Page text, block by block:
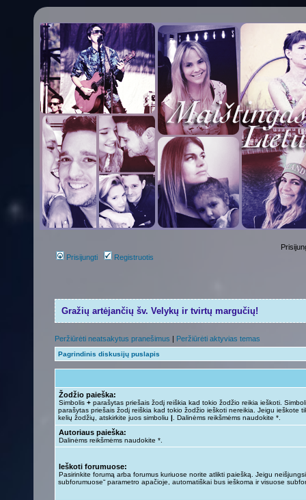
Prisijungti Registruotis
Gražių artėjančių šv. Velykų ir tvirtų margučių!
Peržiūrėti neatsakytus pranešimus | Peržiūrėti aktyvias temas
Pagrindinis diskusijų puslapis
Žodžio paieška:
Simbolis + parašytas priešais žodį reiškia kad tokio žodžio reikia ieškoti.
parašytas priešais žodį reiškia kad tokio žodžio ieškoti nereikia. Jeigu ieškote
kelių žodžių, atskirkite juos simboliu | . Dalinėms reikšmėms naudokite *.
Autoriaus paieška:
Dalinėms reikšmėms naudokite *.
Ieškoti forumuose:
Pasirinkite forumą arba forumus kuriuose norite atlikti paiešką. Jeigu
subforumuose“ parametro apačioje, automatiškai bus ieškoma ir visuose